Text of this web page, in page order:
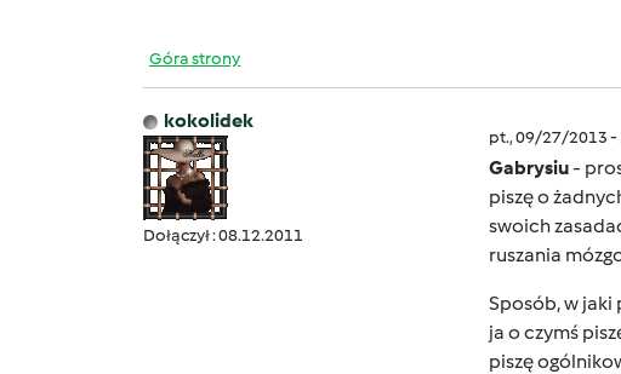
Góra strony
kokolidek
Dołączył : 08.12.2011
pt., 09/27/2013 -
Gabrysiu-
piszę o
swoich
ruszania
Sposób, w jaki
ja o czymś
piszę